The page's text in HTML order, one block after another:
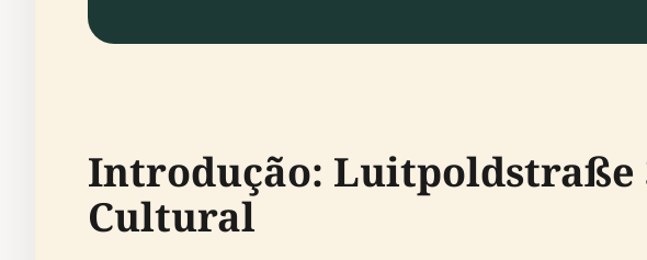
Introdução: Luitpoldstraße
Cultural